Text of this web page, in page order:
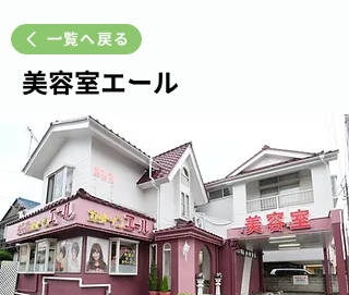
一覧へ戻る
美容室エール